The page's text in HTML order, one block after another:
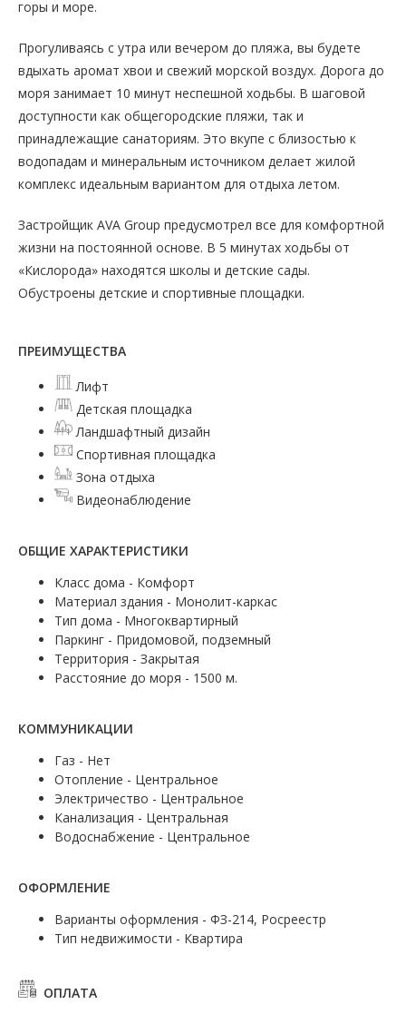
горы и море.
Прогуливаясь с утра или вечером до пляжа, вы будете
вдыхать аромат хвои и свежий морской воздух. Дорога до
моря занимает 10 минут неспешной ходьбы. В шаговой
доступности как общегородские пляжи, так и
принадлежащие санаториям. Это вкупе с близостью к
водопадам и минеральным источником делает жилой
комплекс идеальным вариантом для отдыха летом.
Застройщик AVA Group предусмотрел все для комфортной
жизни на постоянной основе. В 5 минутах ходьбы от
«Кислорода» находятся школы и детские сады.
Обустроены детские и спортивные площадки.
ПРЕИМУЩЕСТВА
Лифт
Детская площадка
Ландшафтный дизайн
Спортивная площадка
Зона отдыха
Видеонаблюдение
ОБЩИЕ ХАРАКТЕРИСТИКИ
Класс дома - Комфорт
Материал здания - Монолит-каркас
Тип дома - Многоквартирный
Паркинг - Придомовой, подземный
Территория - Закрытая
Расстояние до моря - 1500 м.
КОММУНИКАЦИИ
Газ - Нет
Отопление - Центральное
Электричество - Центральное
Канализация - Центральная
Водоснабжение - Центральное
ОФОРМЛЕНИЕ
Варианты оформления - ФЗ-214, Росреестр
Тип недвижимости - Квартира
ОПЛАТА